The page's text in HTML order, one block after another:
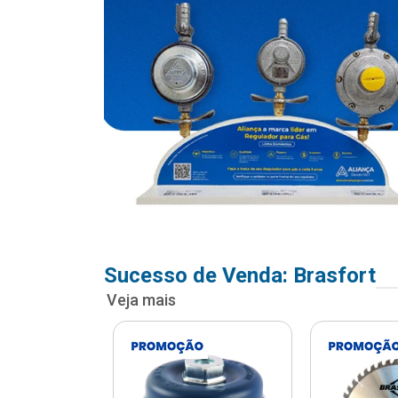
Sucesso de Venda: Brasfort
Veja mais